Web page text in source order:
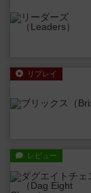
リプレイ
レビュー